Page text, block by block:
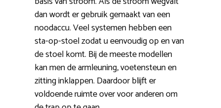
dan wordt er gebruik gemaakt van een
noodaccu. Veel systemen hebben een
sta-op-stoel zodat u eenvoudig op en van
de stoel komt. Bij de meeste modellen
kan men de armleuning, voetensteun en
zitting inklappen. Daardoor blijft er
voldoende ruimte over voor anderen om